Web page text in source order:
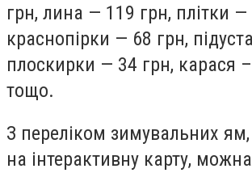
грн, лина — 119 грн, плітки —
краснопірки — 68 грн,
плоскирки — 34 грн, карася
тощо.
З переліком зимувальних
на інтерактивну карту, можна